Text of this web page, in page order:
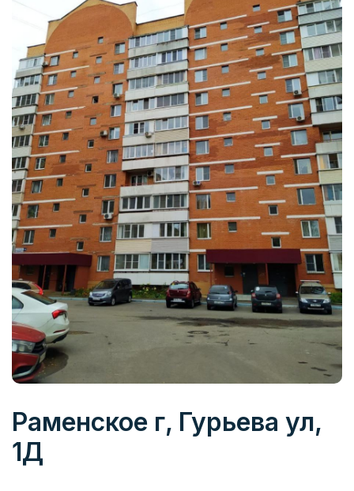
Раменское г, Гурьева ул,
1Д